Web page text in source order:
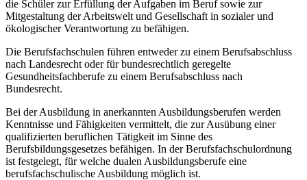
die Schüler zur Erfüllung der Aufgaben im Beruf sowie zur
Mitgestaltung der Arbeitswelt und Gesellschaft in sozialer und
ökologischer Verantwortung zu befähigen.
Die Berufsfachschulen führen entweder zu einem Berufsabschluss
nach Landesrecht oder für bundesrechtlich geregelte
Gesundheitsfachberufe zu einem Berufsabschluss nach
Bundesrecht.
Bei der Ausbildung in anerkannten Ausbildungsberufen werden
Kenntnisse und Fähigkeiten vermittelt, die zur Ausübung einer
qualifizierten beruflichen Tätigkeit im Sinne des
Berufsbildungsgesetzes befähigen. In der Berufsfachschulordnung
ist festgelegt, für welche dualen Ausbildungsberufe eine
berufsfachschulische Ausbildung möglich ist.